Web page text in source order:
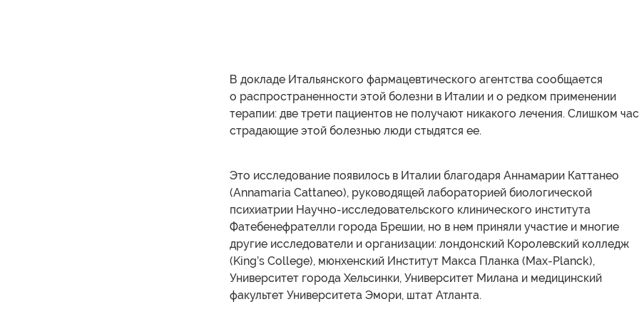
В докладе Итальянского фармацевтического агентства сообщается
о распространенности этой болезни в Италии и о редком применении
терапии: две трети пациентов не получают никакого лечения. Слишком
страдающие этой болезнью люди стыдятся ее.
Это исследование появилось в Италии благодаря Аннамарии Каттанео
(Annamaria Cattaneo), руководящей лабораторией биологической
психиатрии Научно-исследовательского клинического института
Фатебенефрателли города Брешии, но в нем приняли участие и многие
другие исследователи и организации: лондонский Королевский колледж
(King’s College), мюнхенский Институт Макса Планка (Max-Planck),
Университет города Хельсинки, Университет Милана и медицинский
факультет Университета Эмори, штат Атланта.